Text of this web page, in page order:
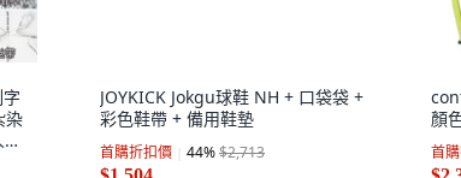
染
JOYKICK Jokgu球鞋 NH + 口袋袋 +
彩色鞋帶 + 備用鞋墊
首購折扣價 44%$2,713
顏
首